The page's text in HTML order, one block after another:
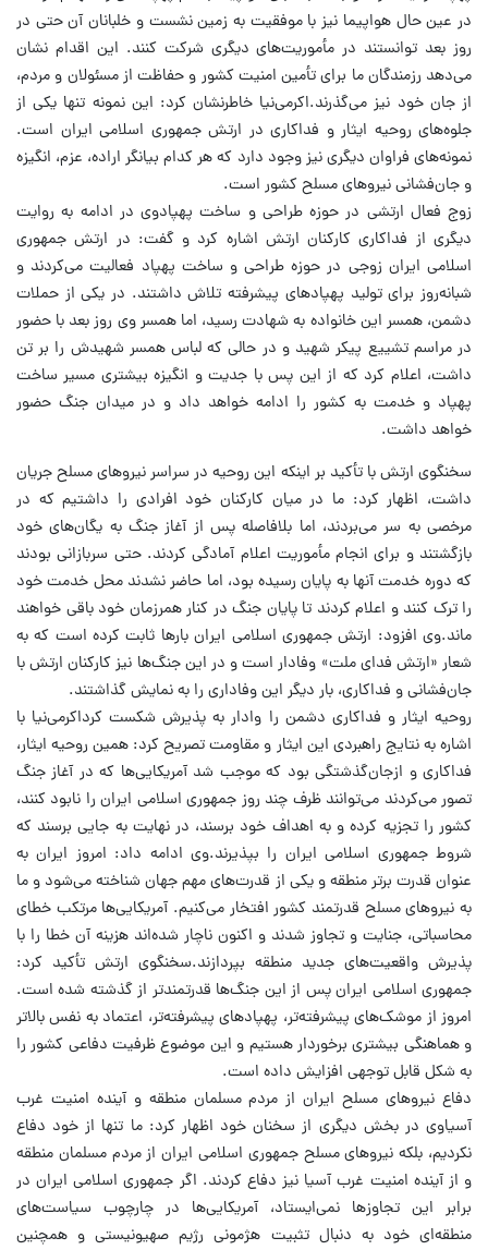
در عین حال هواپیما نیز با موفقیت به زمین نشست و خلبانان آن حتی در
روز بعد توانستند در مأموریت‌های دیگری شرکت کنند. این اقدام نشان
می‌دهد رزمندگان ما برای تأمین امنیت کشور و حفاظت از مسئولان و مردم،
از جان خود نیز می‌گذرند.اکرمی‌نیا خاطرنشان کرد: این نمونه تنها یکی از
جلوه‌های روحیه ایثار و فداکاری در ارتش جمهوری اسلامی ایران است.
نمونه‌های فراوان دیگری نیز وجود دارد که هر کدام بیانگر اراده، عزم، انگیزه
و جان‌فشانی نیروهای مسلح کشور است.
زوج فعال ارتشی در حوزه طراحی و ساخت پهپادوی در ادامه به روایت
دیگری از فداکاری کارکنان ارتش اشاره کرد و گفت: در ارتش جمهوری
اسلامی ایران زوجی در حوزه طراحی و ساخت پهپاد فعالیت می‌کردند و
شبانه‌روز برای تولید پهپادهای پیشرفته تلاش داشتند. در یکی از حملات
دشمن، همسر این خانواده به شهادت رسید، اما همسر وی روز بعد با حضور
در مراسم تشییع پیکر شهید و در حالی که لباس همسر شهیدش را بر تن
داشت، اعلام کرد که از این پس با جدیت و انگیزه بیشتری مسیر ساخت
پهپاد و خدمت به کشور را ادامه خواهد داد و در میدان جنگ حضور
خواهد داشت.
سخنگوی ارتش با تأکید بر اینکه این روحیه در سراسر نیروهای مسلح جریان
داشت، اظهار کرد: ما در میان کارکنان خود افرادی را داشتیم که در
مرخصی به سر می‌بردند، اما بلافاصله پس از آغاز جنگ به یگان‌های خود
بازگشتند و برای انجام مأموریت اعلام آمادگی کردند. حتی سربازانی بودند
که دوره خدمت آنها به پایان رسیده بود، اما حاضر نشدند محل خدمت خود
را ترک کنند و اعلام کردند تا پایان جنگ در کنار همرزمان خود باقی خواهند
ماند.وی افزود: ارتش جمهوری اسلامی ایران بارها ثابت کرده است که به
شعار «ارتش فدای ملت» وفادار است و در این جنگ‌ها نیز کارکنان ارتش با
جان‌فشانی و فداکاری، بار دیگر این وفاداری را به نمایش گذاشتند.
روحیه ایثار و فداکاری دشمن را وادار به پذیرش شکست کرداکرمی‌نیا با
اشاره به نتایج راهبردی این ایثار و مقاومت تصریح کرد: همین روحیه ایثار،
فداکاری و ازجان‌گذشتگی بود که موجب شد آمریکایی‌ها که در آغاز جنگ
تصور می‌کردند می‌توانند ظرف چند روز جمهوری اسلامی ایران را نابود کنند،
کشور را تجزیه کرده و به اهداف خود برسند، در نهایت به جایی برسند که
شروط جمهوری اسلامی ایران را بپذیرند.وی ادامه داد: امروز ایران به
عنوان قدرت برتر منطقه و یکی از قدرت‌های مهم جهان شناخته می‌شود و ما
به نیروهای مسلح قدرتمند کشور افتخار می‌کنیم. آمریکایی‌ها مرتکب خطای
محاسباتی، جنایت و تجاوز شدند و اکنون ناچار شده‌اند هزینه آن خطا را با
پذیرش واقعیت‌های جدید منطقه بپردازند.سخنگوی ارتش تأکید کرد:
جمهوری اسلامی ایران پس از این جنگ‌ها قدرتمندتر از گذشته شده است.
امروز از موشک‌های پیشرفته‌تر، پهپادهای پیشرفته‌تر، اعتماد به نفس بالاتر
و هماهنگی بیشتری برخوردار هستیم و این موضوع ظرفیت دفاعی کشور را
به شکل قابل توجهی افزایش داده است.
دفاع نیروهای مسلح ایران از مردم مسلمان منطقه و آینده امنیت غرب
آسیاوی در بخش دیگری از سخنان خود اظهار کرد: ما تنها از خود دفاع
نکردیم، بلکه نیروهای مسلح جمهوری اسلامی ایران از مردم مسلمان منطقه
و از آینده امنیت غرب آسیا نیز دفاع کردند. اگر جمهوری اسلامی ایران در
برابر این تجاوزها نمی‌ایستاد، آمریکایی‌ها در چارچوب سیاست‌های
منطقه‌ای خود به دنبال تثبیت هژمونی رژیم صهیونیستی و همچنین